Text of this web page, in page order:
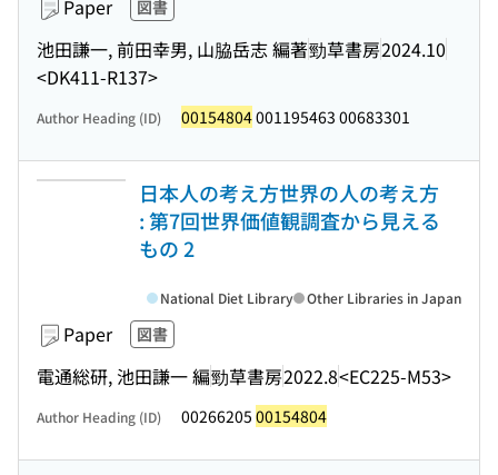
Paper 図書
池田謙一, 前田幸男, 山脇岳志 編著勁草書房2024.10
<DK411-R137>
Author Heading (ID) 00154804001195463 00683301
日本人の考え方世界の人の考え方
: 第7回世界価値観調査から見える
もの 2
Paper 図書
電通総研, 池田謙一 編勁草書房2022.8<EC225-M53>
National Diet Library Other Libraries in Japan
Author Heading (ID) 00266205 00154804